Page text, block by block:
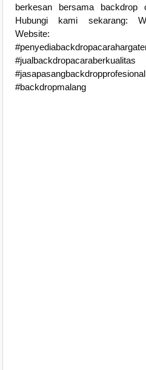
berkesan bersama
Hubungi kami sekarang:
Website:
#jualbackdropacaraberkualitas
#backdropmalang